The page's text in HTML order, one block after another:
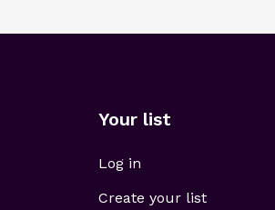
Your list
Log in
Create your list